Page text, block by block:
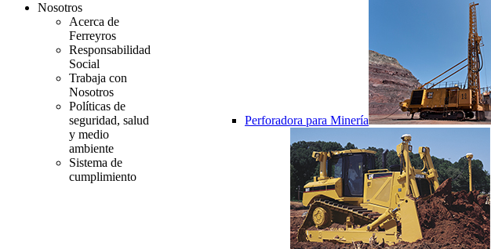
Nosotros
Acerca de
Ferreyros
Responsabilidad
Social
Trabaja con
Nosotros
Políticas de
seguridad, salud
y medio
ambiente
Sistema de
cumplimiento
Perforadora para Minería